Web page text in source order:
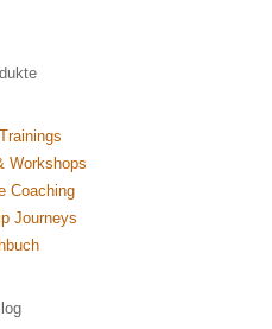
Workshops
Coaching
Journeys